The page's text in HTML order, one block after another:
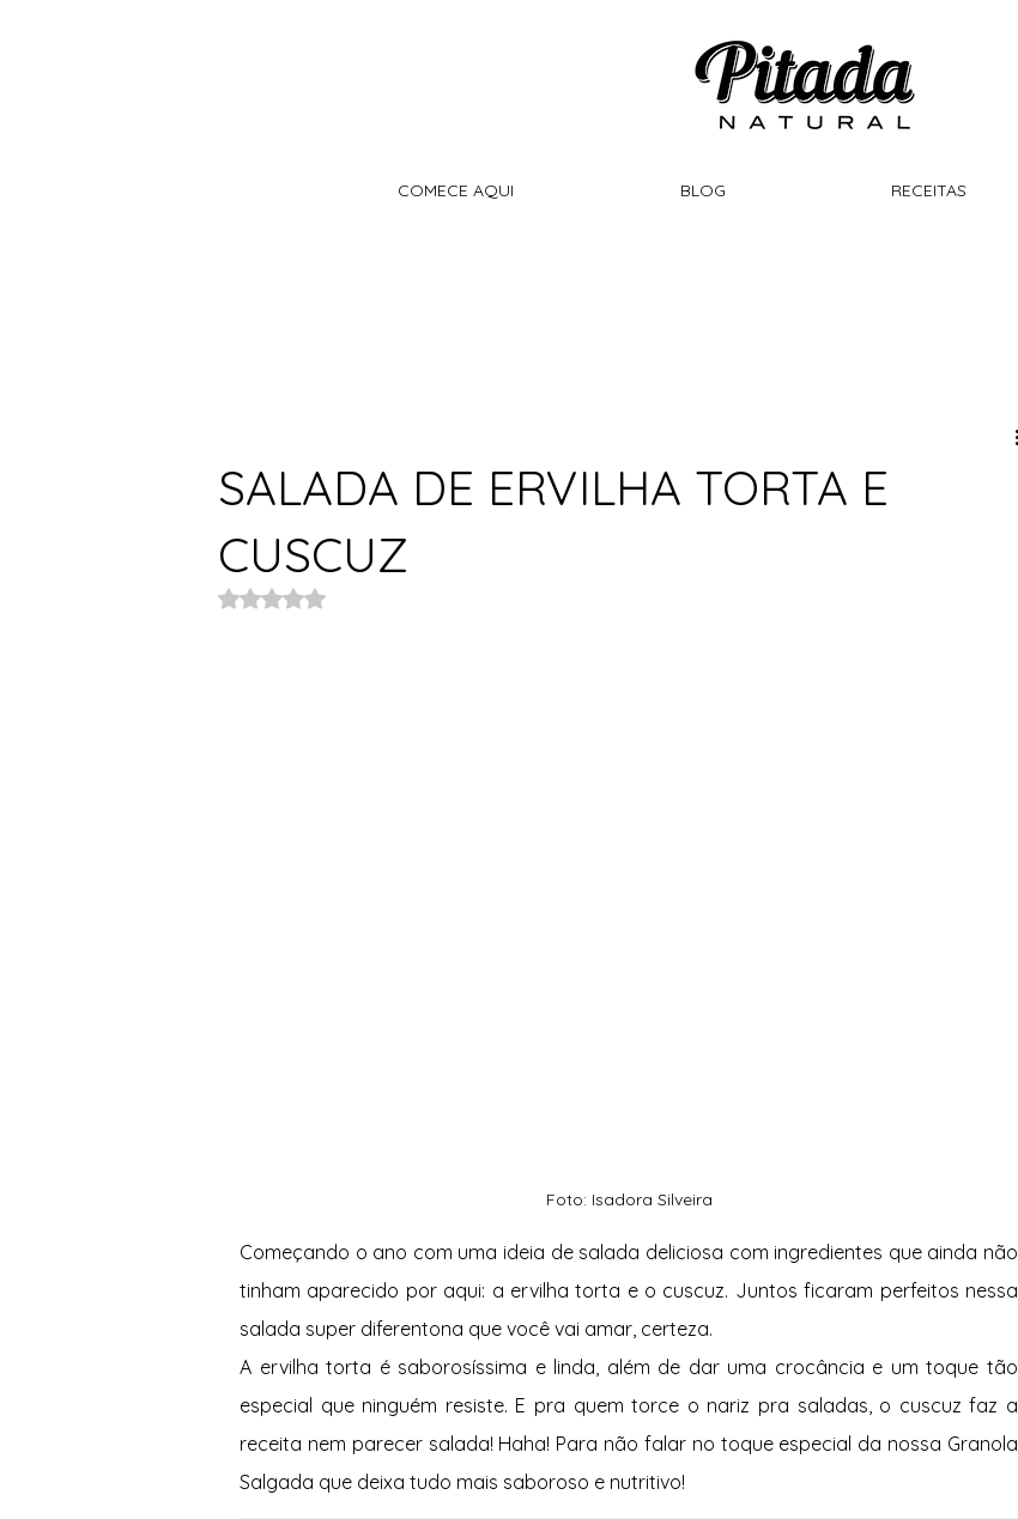
COMECE AQUI BLOG RECEITAS
SALADA DE ERVILHA TORTA E
CUSCUZ
Avaliado com NaN de 5 estrelas.
Foto: Isadora Silveira
Começando o ano com uma ideia de salada deliciosa com ingredientes que ainda não
tinham aparecido por aqui: a ervilha torta e o cuscuz. Juntos ficaram perfeitos nessa
salada super diferentona que você vai amar, certeza.
A ervilha torta é saborosíssima e linda, além de dar uma crocância e um toque tão
especial que ninguém resiste. E pra quem torce o nariz pra saladas, o cuscuz faz a
receita nem parecer salada! Haha! Para não falar no toque especial da nossa Granola
Salgada que deixa tudo mais saboroso e nutritivo!